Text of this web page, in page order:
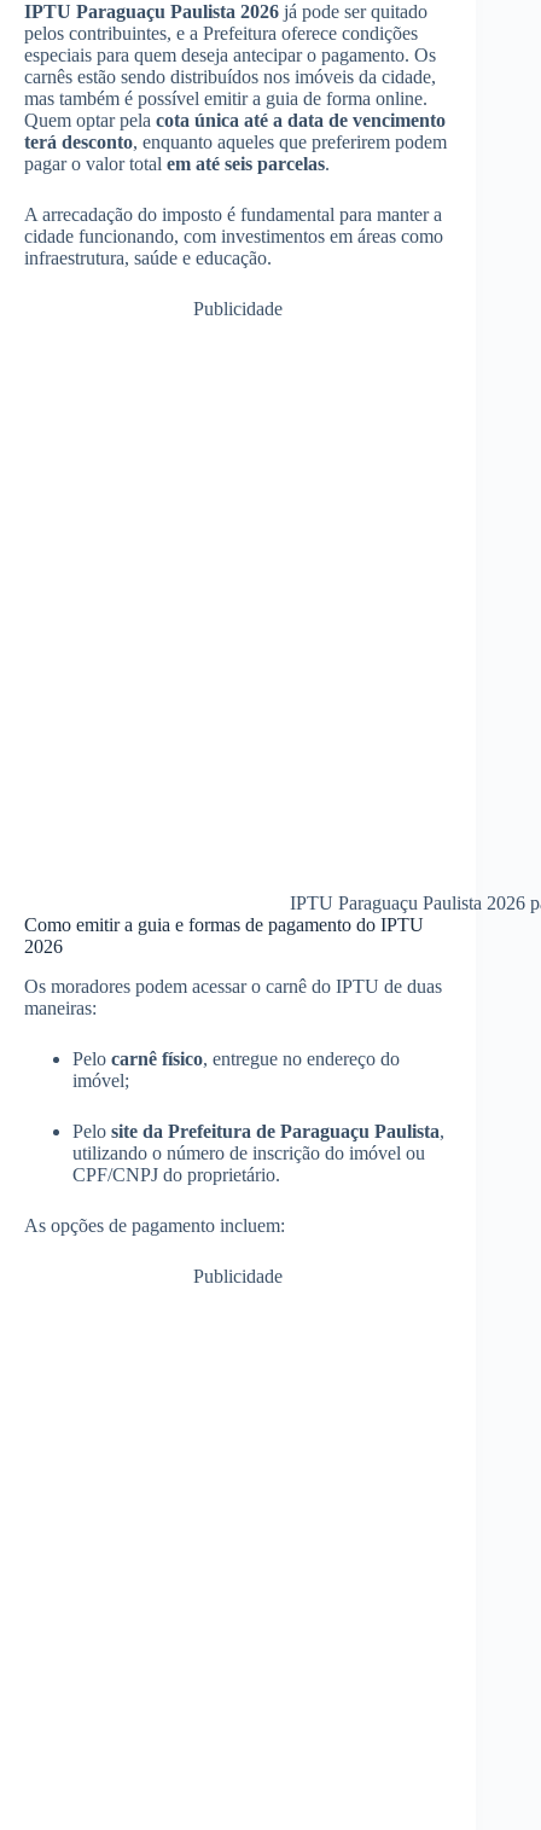
IPTU Paraguaçu Paulista 2026 já pode ser quitado
pelos contribuintes, e a Prefeitura oferece condições
especiais para quem deseja antecipar o pagamento. Os
carnês estão sendo distribuídos nos imóveis da cidade,
mas também é possível emitir a guia de forma online.
Quem optar pela cota única até a data de vencimento
terá desconto, enquanto aqueles que preferirem podem
pagar o valor total em até seis parcelas.
A arrecadação do imposto é fundamental para manter a
cidade funcionando, com investimentos em áreas como
infraestrutura, saúde e educação.
Publicidade
IPTU Paraguaçu Paulista 2026
Como emitir a guia e formas de pagamento do IPTU
2026
Os moradores podem acessar o carnê do IPTU de duas
maneiras:
Pelo carnê físico, entregue no endereço do
imóvel;
Pelo site da Prefeitura de Paraguaçu Paulista,
utilizando o número de inscrição do imóvel ou
CPF/CNPJ do proprietário.
As opções de pagamento incluem:
Publicidade